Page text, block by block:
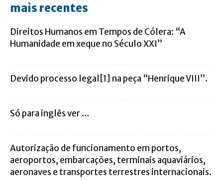
mais recentes
Direitos Humanos em Tempos de Cólera: “A
Humanidade em xeque no Século XXI”
Devido processo legal[1] na peça “Henrique VIII”.
Só para inglês ver …
Autorização de funcionamento em portos,
aeroportos, embarcações, terminais aquaviários,
aeronaves e transportes terrestres internacionais.